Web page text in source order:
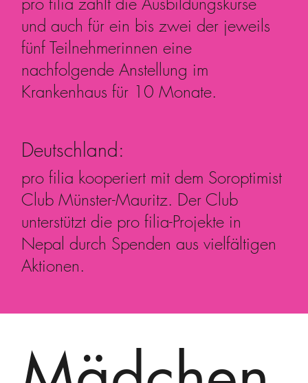
Deutschland:
pro filia kooperiert mit dem Soroptimist
Club Münster-Mauritz. Der Club
unterstützt die pro filia-Projekte in
Nepal durch Spenden aus vielfältigen
Aktionen.
und auch für ein bis zwei der jeweils
fünf Teilnehmerinnen eine
nachfolgende Anstellung im
Krankenhaus für 10 Monate.